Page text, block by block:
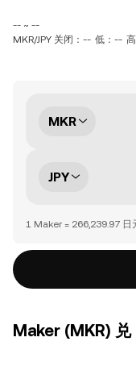
-- ~ --
MKR/JPY 关闭：-- 低：--
MKR
JPY
1 Maker = 266,239.97 日
Maker (MKR) 兑